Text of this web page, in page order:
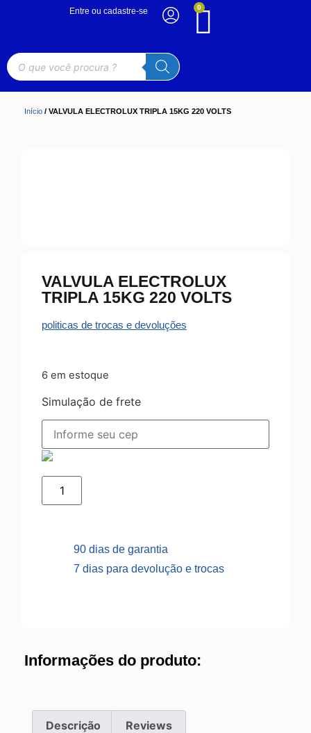
0
Entre ou cadastre-se
Início / VALVULA ELECTROLUX TRIPLA 15KG 220 VOLTS
VALVULA ELECTROLUX
TRIPLA 15KG 220 VOLTS
politicas de trocas e devoluções
6 em estoque
Simulação de frete
90 dias de garantia
7 dias para devolução e trocas
Informações do produto:
Descrição Reviews